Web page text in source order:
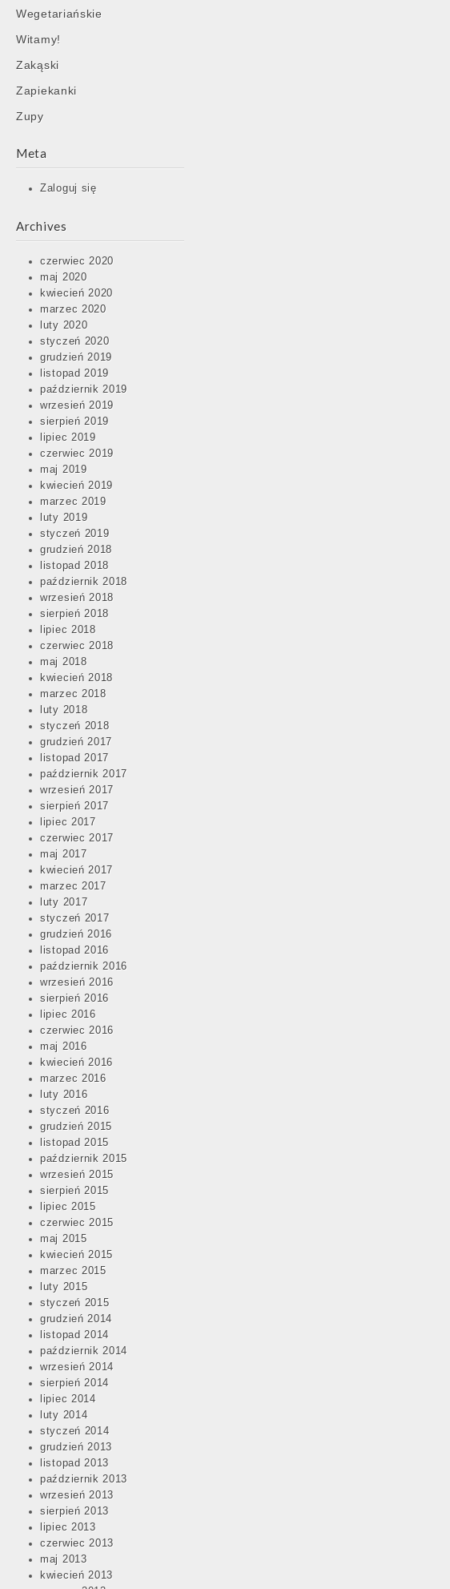
Wegetariańskie
Witamy!
Zakąski
Zapiekanki
Zupy
Meta
Zaloguj się
Archives
czerwiec 2020
maj 2020
kwiecień 2020
marzec 2020
luty 2020
styczeń 2020
grudzień 2019
listopad 2019
październik 2019
wrzesień 2019
sierpień 2019
lipiec 2019
czerwiec 2019
maj 2019
kwiecień 2019
marzec 2019
luty 2019
styczeń 2019
grudzień 2018
listopad 2018
październik 2018
wrzesień 2018
sierpień 2018
lipiec 2018
czerwiec 2018
maj 2018
kwiecień 2018
marzec 2018
luty 2018
styczeń 2018
grudzień 2017
listopad 2017
październik 2017
wrzesień 2017
sierpień 2017
lipiec 2017
czerwiec 2017
maj 2017
kwiecień 2017
marzec 2017
luty 2017
styczeń 2017
grudzień 2016
listopad 2016
październik 2016
wrzesień 2016
sierpień 2016
lipiec 2016
czerwiec 2016
maj 2016
kwiecień 2016
marzec 2016
luty 2016
styczeń 2016
grudzień 2015
listopad 2015
październik 2015
wrzesień 2015
sierpień 2015
lipiec 2015
czerwiec 2015
maj 2015
kwiecień 2015
marzec 2015
luty 2015
styczeń 2015
grudzień 2014
listopad 2014
październik 2014
wrzesień 2014
sierpień 2014
lipiec 2014
luty 2014
styczeń 2014
grudzień 2013
listopad 2013
październik 2013
wrzesień 2013
sierpień 2013
lipiec 2013
czerwiec 2013
maj 2013
kwiecień 2013